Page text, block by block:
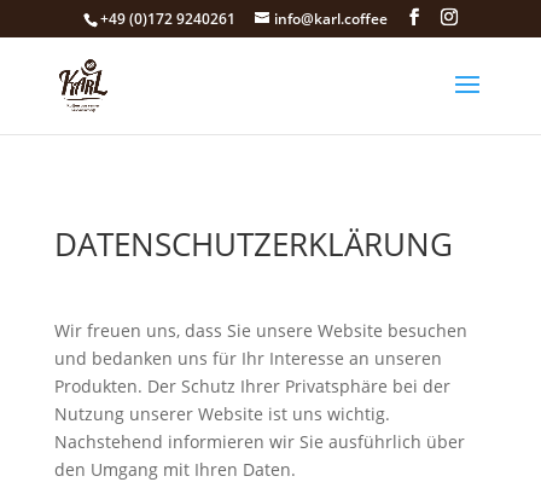
+49 (0)172 9240261 info@karl.coffee
DATENSCHUTZERKLÄRUNG
Wir freuen uns, dass Sie unsere Website besuchen
und bedanken uns für Ihr Interesse an unseren
Produkten. Der Schutz Ihrer Privatsphäre bei der
Nutzung unserer Website ist uns wichtig.
Nachstehend informieren wir Sie ausführlich über
den Umgang mit Ihren Daten.